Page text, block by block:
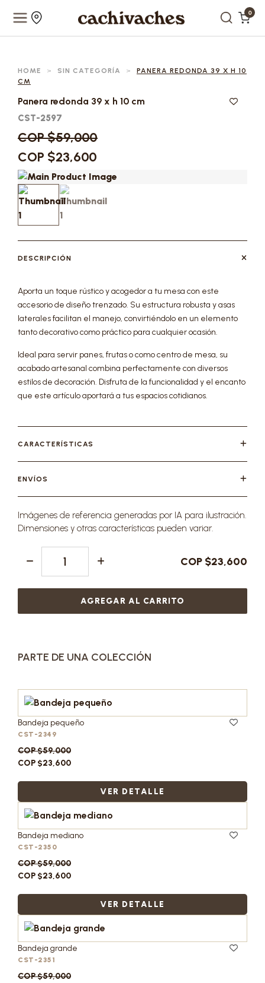
0
HOME > SIN CATEGORÍA >
PANERA REDONDA 39 X H 10
CM
Panera redonda 39 x h 10 cm
CST-2597
COP $59,000
COP $23,600
DESCRIPCIÓN
Aporta un toque rústico y acogedor a tu mesa con este
accesorio de diseño trenzado. Su estructura robusta y asas
laterales facilitan el manejo, convirtiéndolo en un elemento
tanto decorativo como práctico para cualquier ocasión.
Ideal para servir panes, frutas o como centro de mesa, su
acabado artesanal combina perfectamente con diversos
estilos de decoración. Disfruta de la funcionalidad y el encanto
que este artículo aportará a tus espacios cotidianos.
CARACTERÍSTICAS
ENVÍOS
Imágenes de referencia generadas por IA para ilustración.
Dimensiones y otras características pueden variar.
COP $23,600
AGREGAR AL CARRITO
PARTE DE UNA COLECCIÓN
Bandeja pequeño
CST-2349
COP $59,000
COP $23,600
VER DETALLE
Bandeja mediano
CST-2350
COP $59,000
COP $23,600
VER DETALLE
Bandeja grande
CST-2351
COP $59,000